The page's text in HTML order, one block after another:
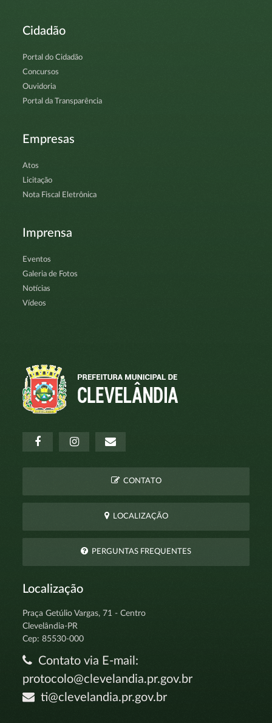
Cidadão
Portal do Cidadão
Concursos
Ouvidoria
Portal da Transparência
Empresas
Atos
Licitação
Nota Fiscal Eletrônica
Imprensa
Eventos
Galeria de Fotos
Notícias
Vídeos
CONTATO
LOCALIZAÇÃO
PERGUNTAS FREQUENTES
Localização
Praça Getúlio Vargas, 71 - Centro
Clevelândia-PR
Cep: 85530-000
Contato via E-mail:
protocolo@clevelandia.pr.gov.br
ti@clevelandia.pr.gov.br